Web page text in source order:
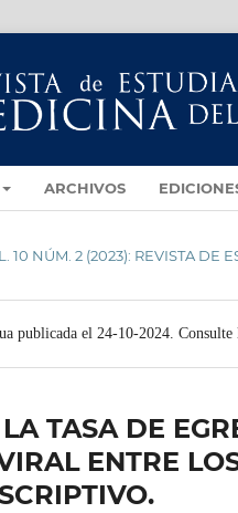
ARCHIVOS
10 NÚM. 2 (2023): REVISTA DE
publicada el 24-10-2024. Consulte
TASA DE
ENTRE